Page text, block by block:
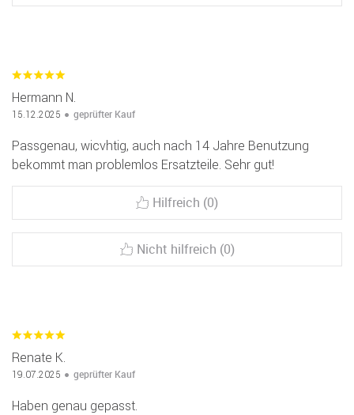
Hermann N.
15.12.2025 geprüfter Kauf
Passgenau, wicvhtig, auch nach 14 Jahre Benutzung
bekommt man problemlos Ersatzteile. Sehr gut!
Hilfreich (0)
Nicht hilfreich (0)
Renate K.
19.07.2025 geprüfter Kauf
Haben genau gepasst.